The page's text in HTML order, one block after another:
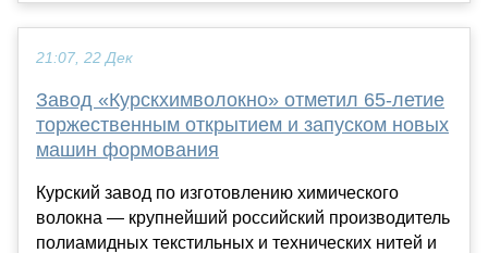
21:07, 22 Дек
Завод «Курскхимволокно» отметил 65-летие
торжественным открытием и запуском новых
машин формования
Курский завод по изготовлению химического
волокна — крупнейший российский производитель
полиамидных текстильных и технических нитей и